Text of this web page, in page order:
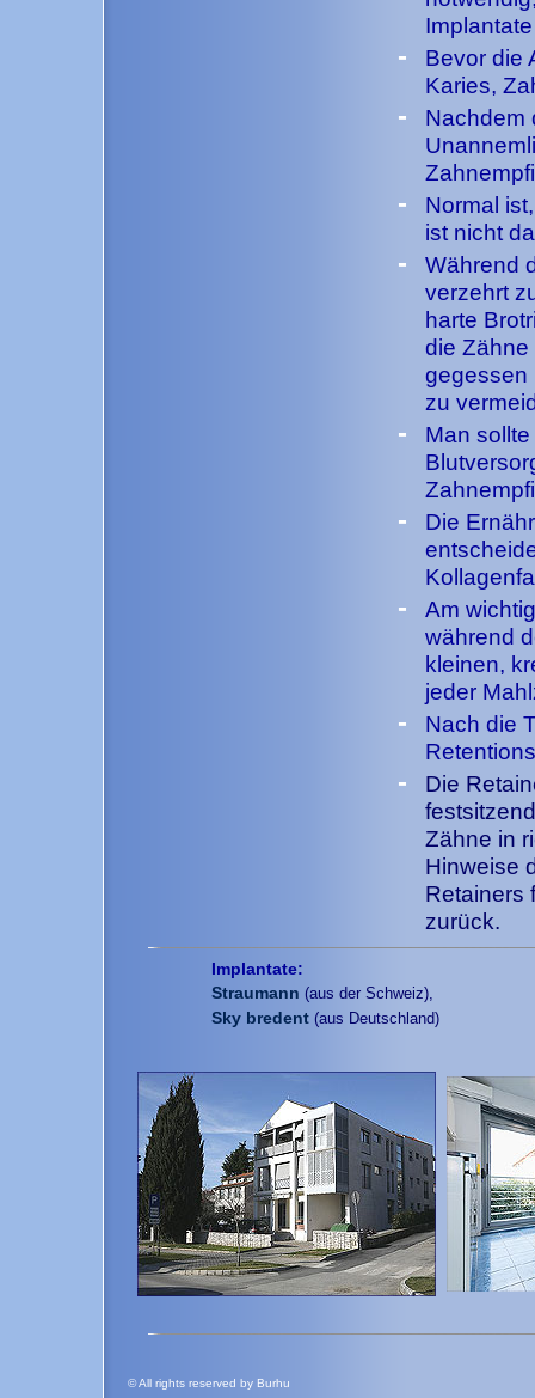
-
Bevor die
Karies,
-
Nachdem
-
Normal
ist nicht
-
Während
verzehrt
harte
die Zähne
gegessen
zu
-
Man
-
Die
-
Am
während
kleinen,
jeder
-
Nach die
-
Die
Zähne in
Hinweise
Retainers
zurück.
Implantate:
Straumann (aus der Schweiz),
Sky bredent (aus Deutschland)
© All rights reserved by Burhu